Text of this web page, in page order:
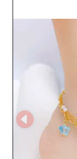
Fai leva
ottimizzata,
su un
negozio in
porter
grossisti
commerciale.